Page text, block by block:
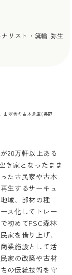
リスト・箕輪 弥生
山翠舎の古木倉庫(長野
20万軒以上ある
き家となったまま
た古民家や古木
生するサーキュ
域、部材の種
ス化してトレー
初めてFSC森林
家を借り上げ、
業施設として活
家の改築や古材
の伝統技術を守